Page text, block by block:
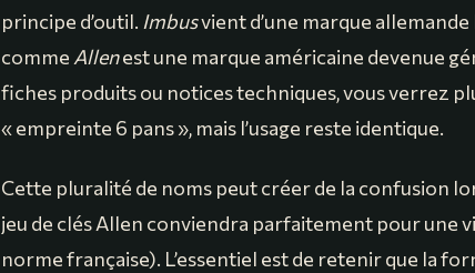
principe d’outil. Imbusvient d’une marque
commeAllenest une marque américaine devenue
fiches produits ou notices techniques, vous verrez
« empreinte 6 pans », mais l’usage reste identique.
Cette pluralité de noms peut créer de la confusion
jeu de clés Allen conviendra parfaitement pour une
norme française). L’essentiel est de retenir que la